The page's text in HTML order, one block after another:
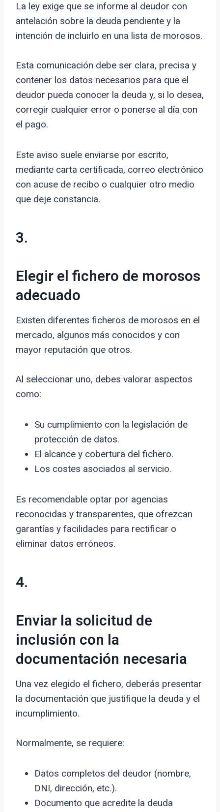
La ley exige que se informe al deudor con
antelación sobre la deuda pendiente y la
intención de incluirlo en una lista de morosos.
Esta comunicación debe ser clara, precisa y
contener los datos necesarios para que el
deudor pueda conocer la deuda y, si lo desea,
corregir cualquier error o ponerse al día con
el pago.
Este aviso suele enviarse por escrito,
mediante carta certificada, correo electrónico
con acuse de recibo o cualquier otro medio
que deje constancia.
3.
Elegir el fichero de morosos
adecuado
Existen diferentes ficheros de morosos en el
mercado, algunos más conocidos y con
mayor reputación que otros.
Al seleccionar uno, debes valorar aspectos
como:
Su cumplimiento con la legislación de
protección de datos.
El alcance y cobertura del fichero.
Los costes asociados al servicio.
Es recomendable optar por agencias
reconocidas y transparentes, que ofrezcan
garantías y facilidades para rectificar o
eliminar datos erróneos.
4.
Enviar la solicitud de
inclusión con la
documentación necesaria
Una vez elegido el fichero, deberás presentar
la documentación que justifique la deuda y el
incumplimiento.
Normalmente, se requiere:
Datos completos del deudor (nombre,
DNI, dirección, etc.).
Documento que acredite la deuda